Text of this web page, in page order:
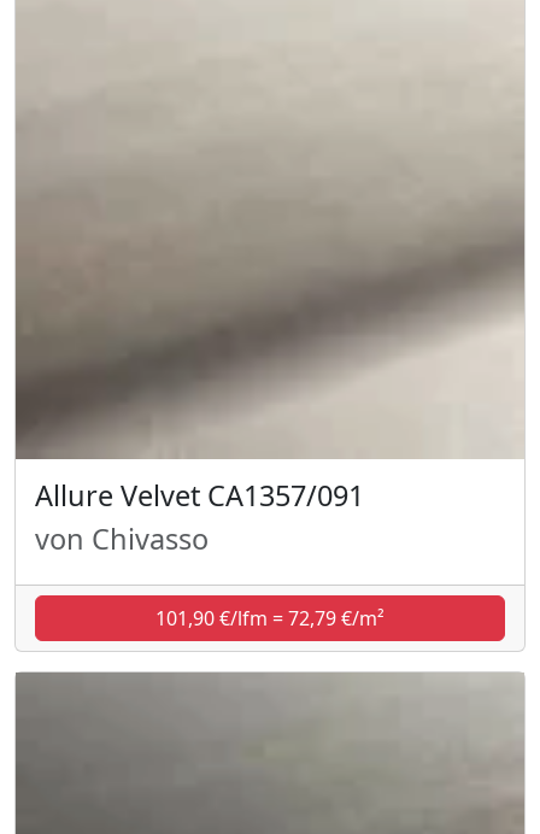
Allure Velvet CA1357/091
von Chivasso
101,90 €/lfm = 72,79 €/m²